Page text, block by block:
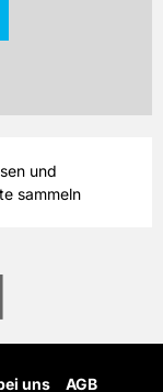
und
sammeln
uns AGB